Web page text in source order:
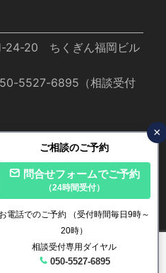
24-20 ちくぎん福岡ビル
5527-6895（相談受付
ご相談のご予約
×
問合せフォームでご予約
（24時間受付）
お電話でのご予約
（受付時間毎日9時～
20時）
相談受付専用ダイヤル
050-5527-6895
かり法律事務所
by
Emanon